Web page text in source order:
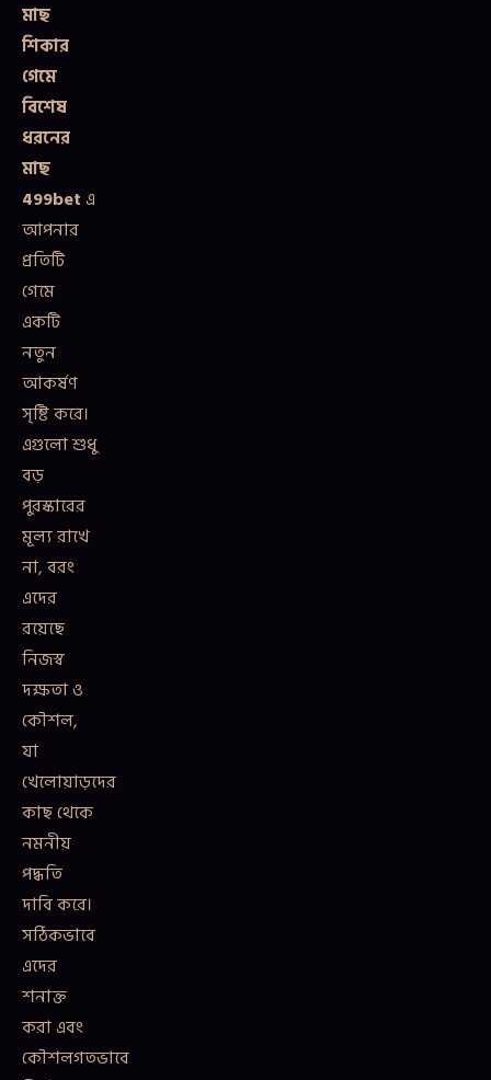
মাছ
শিকার
গেমে
বিশেষ
ধরনের
মাছ
499betএ
আপনার
প্রতিটি
গেমে
একটি
নতুন
আকর্ষণ
সৃষ্টি করে।
এগুলো শুধু
বড়
পুরস্কারের
মূল্য রাখে
না, বরং
এদের
রয়েছে
নিজস্ব
দক্ষতা ও
কৌশল,
যা
খেলোয়াড়দের
কাছ থেকে
নমনীয়
পদ্ধতি
দাবি করে।
সঠিকভাবে
এদের
শনাক্ত
করা এবং
কৌশলগতভাবে